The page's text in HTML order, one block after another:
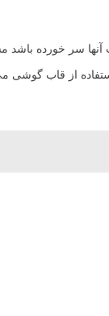
سر خورده باشد
از قاب گوشی